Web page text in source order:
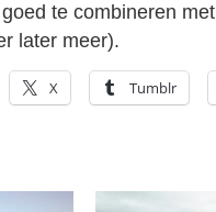
te combineren
later meer).
X Tumblr